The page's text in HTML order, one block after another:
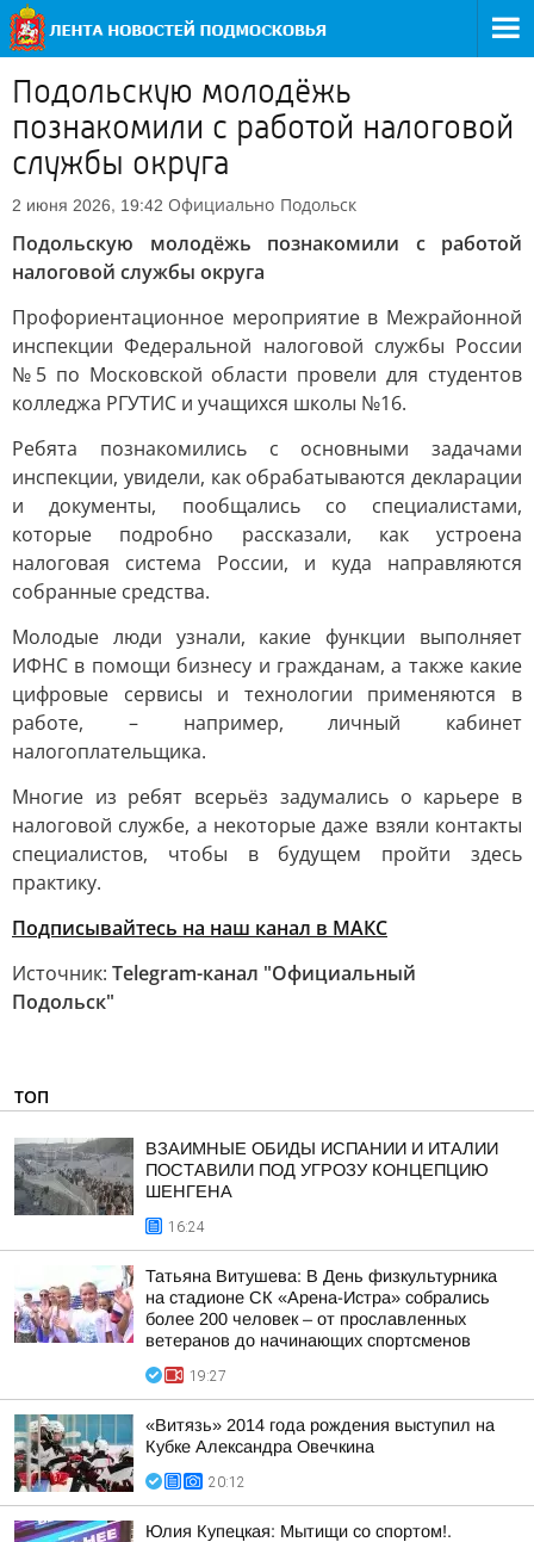
Подольскую молодёжь
познакомили с работой налоговой
службы округа
2 июня 2026, 19:42 Официально Подольск
Подольскую молодёжь познакомили с работой
налоговой службы округа
Профориентационное мероприятие в Межрайонной
инспекции Федеральной налоговой службы России
№5 по Московской области провели для студентов
колледжа РГУТИС и учащихся школы №16.
Ребята познакомились с основными задачами
инспекции, увидели, как обрабатываются декларации
и документы, пообщались со специалистами,
которые подробно рассказали, как устроена
налоговая система России, и куда направляются
собранные средства.
Молодые люди узнали, какие функции выполняет
ИФНС в помощи бизнесу и гражданам, а также какие
цифровые сервисы и технологии применяются в
работе, – например, личный кабинет
налогоплательщика.
Многие из ребят всерьёз задумались о карьере в
налоговой службе, а некоторые даже взяли контакты
специалистов, чтобы в будущем пройти здесь
практику.
Подписывайтесь на наш канал в МАКС
Источник: Telegram-канал "Официальный
Подольск"
ТОП
ВЗАИМНЫЕ ОБИДЫ ИСПАНИИ И ИТАЛИИ
ПОСТАВИЛИ ПОД УГРОЗУ КОНЦЕПЦИЮ
ШЕНГЕНА
16:24
Татьяна Витушева: В День физкультурника
на стадионе СК «Арена-Истра» собрались
более 200 человек – от прославленных
ветеранов до начинающих спортсменов
19:27
«Витязь» 2014 года рождения выступил на
Кубке Александра Овечкина
20:12
Юлия Купецкая: Мытищи со спортом!.